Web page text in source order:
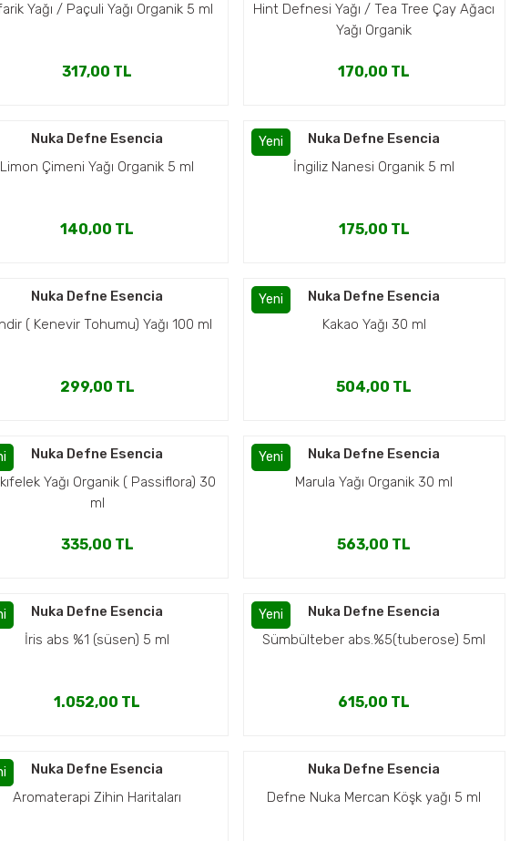
Yağı / Paçuli Yağı Organik 5 ml
317,00 TL
Hint Defnesi Yağı / Tea Tree Çay Ağacı
Yağı Organik
170,00 TL
Nuka Defne Esencia
Limon Çimeni Yağı Organik 5 ml
140,00 TL
Yeni
Nuka Defne Esencia
İngiliz Nanesi Organik 5 ml
175,00 TL
Nuka Defne Esencia
( Kenevir Tohumu) Yağı 100 ml
299,00 TL
Yeni
Nuka Defne Esencia
Kakao Yağı 30 ml
504,00 TL
Nuka Defne Esencia
Yağı Organik ( Passiflora) 30
ml
335,00 TL
Yeni
Nuka Defne Esencia
Marula Yağı Organik 30 ml
563,00 TL
Nuka Defne Esencia
İris abs %1 (süsen) 5 ml
1.052,00 TL
Yeni
Nuka Defne Esencia
Sümbülteber abs.%5(tuberose) 5ml
615,00 TL
Nuka Defne Esencia
Aromaterapi Zihin Haritaları
Nuka Defne Esencia
Defne Nuka Mercan Köşk yağı 5 ml